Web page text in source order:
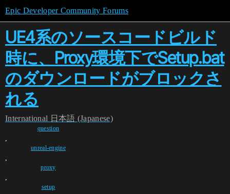
Epic Developer Community Forums
UE4系のソースコードビルド
時に、Proxy環境下でSetup.bat
のダウンロードがブロックさ
れる
International 日本語 (Japanese)
question
,
unreal-engine
,
proxy
,
setup